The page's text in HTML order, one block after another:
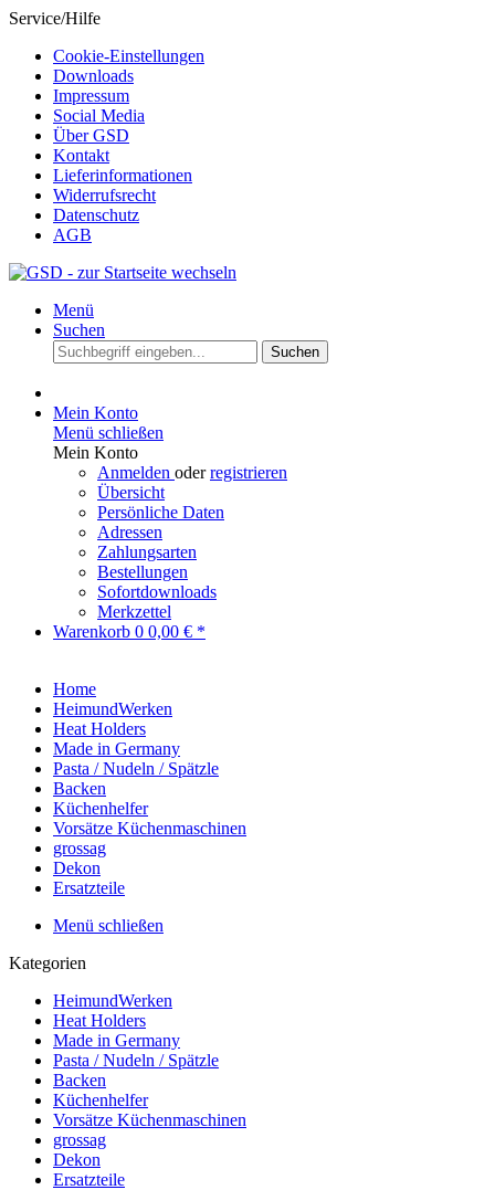
Service/Hilfe
Cookie-Einstellungen
Downloads
Impressum
Social Media
Über GSD
Kontakt
Lieferinformationen
Widerrufsrecht
Datenschutz
AGB
Menü
Suchen
Suchen
Mein Konto
Menü schließen
Mein Konto
Anmelden oderregistrieren
Übersicht
Persönliche Daten
Adressen
Zahlungsarten
Bestellungen
Sofortdownloads
Merkzettel
Warenkorb 0 0,00 € *
Home
HeimundWerken
Heat Holders
Made in Germany
Pasta / Nudeln / Spätzle
Backen
Küchenhelfer
Vorsätze Küchenmaschinen
grossag
Dekon
Ersatzteile
Menü schließen
Kategorien
HeimundWerken
Heat Holders
Made in Germany
Pasta / Nudeln / Spätzle
Backen
Küchenhelfer
Vorsätze Küchenmaschinen
grossag
Dekon
Ersatzteile